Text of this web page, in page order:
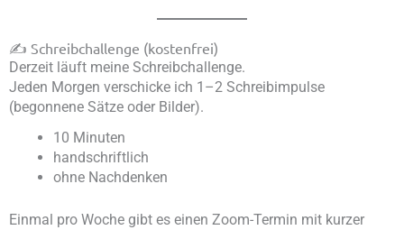
✍️ Schreibchallenge (kostenfrei)
Derzeit läuft meine Schreibchallenge.
Jeden Morgen verschicke ich 1–2 Schreibimpulse
(begonnene Sätze oder Bilder).
10 Minuten
handschriftlich
ohne Nachdenken
Einmal pro Woche gibt es einen Zoom-Termin mit kurzer